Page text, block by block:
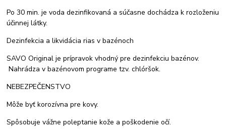
Po 30 min. je voda dezinfikovaná a súčasne dochádza k rozloženiu
účinnej látky.
Dezinfekcia a likvidácia rias v bazénoch
SAVO Original je prípravok vhodný pre dezinfekciu bazénov.
Nahrádza v bazénovom programe tzv. chlóršok.
NEBEZPEČENSTVO
Môže byť korozívna pre kovy.
Spôsobuje vážne poleptanie kože a poškodenie očí.